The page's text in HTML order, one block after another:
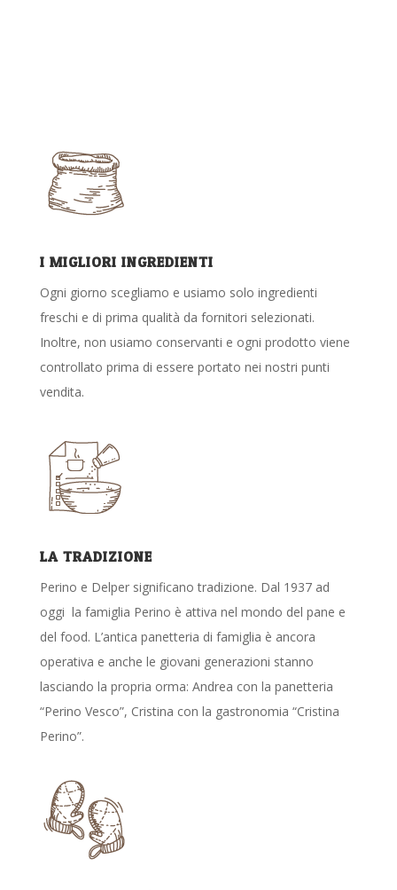
I MIGLIORI INGREDIENTI
Ogni giorno scegliamo e usiamo solo ingredienti
freschi e di prima qualità da fornitori selezionati.
Inoltre, non usiamo conservanti e ogni prodotto viene
controllato prima di essere portato nei nostri punti
vendita.
LA TRADIZIONE
Perino e Delper significano tradizione. Dal 1937 ad
oggi la famiglia Perino è attiva nel mondo del pane e
del food. L’antica panetteria di famiglia è ancora
operativa e anche le giovani generazioni stanno
lasciando la propria orma: Andrea con la panetteria
“Perino Vesco”, Cristina con la gastronomia “Cristina
Perino”.